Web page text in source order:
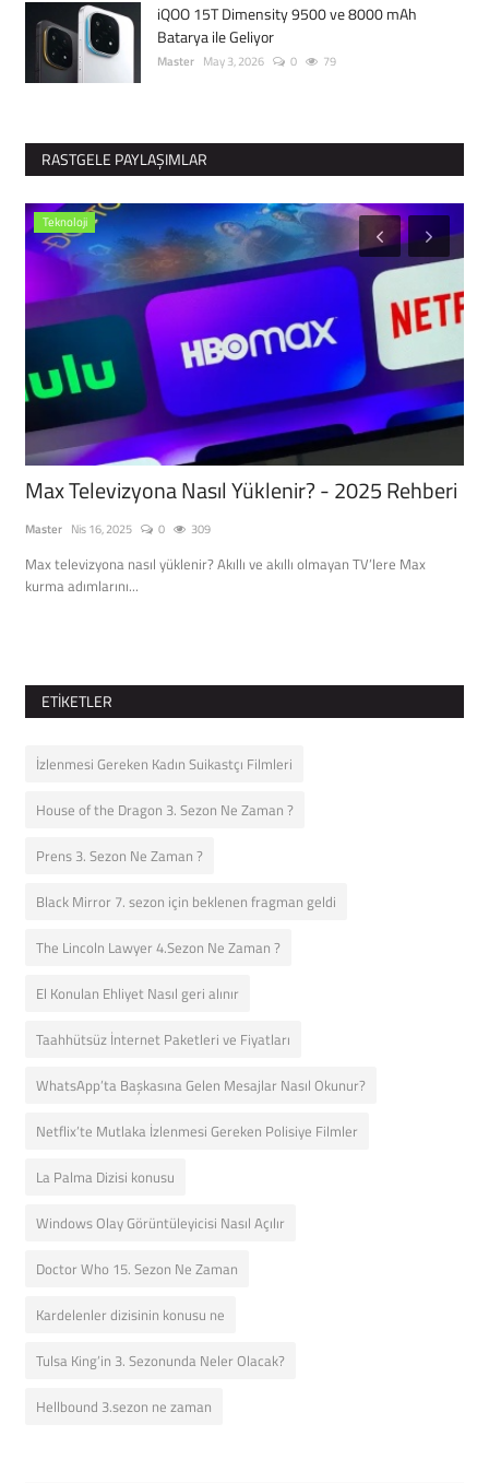
iQOO 15T Dimensity 9500 ve 8000 mAh
Batarya ile Geliyor
Master May 3, 2026 0 79
RASTGELE PAYLAŞIMLAR
Teknoloji
Max Televizyona Nasıl Yüklenir? - 2025 Rehberi
Master Nis 16, 2025 0 309
Max televizyona nasıl yüklenir? Akıllı ve akıllı olmayan TV’lere Max
kurma adımlarını...
ETIKETLER
İzlenmesi Gereken Kadın Suikastçı Filmleri
House of the Dragon 3. Sezon Ne Zaman ?
Prens 3. Sezon Ne Zaman ?
Black Mirror 7. sezon için beklenen fragman geldi
The Lincoln Lawyer 4.Sezon Ne Zaman ?
El Konulan Ehliyet Nasıl geri alınır
Taahhütsüz İnternet Paketleri ve Fiyatları
WhatsApp’ta Başkasına Gelen Mesajlar Nasıl Okunur?
Netflix’te Mutlaka İzlenmesi Gereken Polisiye Filmler
La Palma Dizisi konusu
Windows Olay Görüntüleyicisi Nasıl Açılır
Doctor Who 15. Sezon Ne Zaman
Kardelenler dizisinin konusu ne
Tulsa King’in 3. Sezonunda Neler Olacak?
Hellbound 3.sezon ne zaman